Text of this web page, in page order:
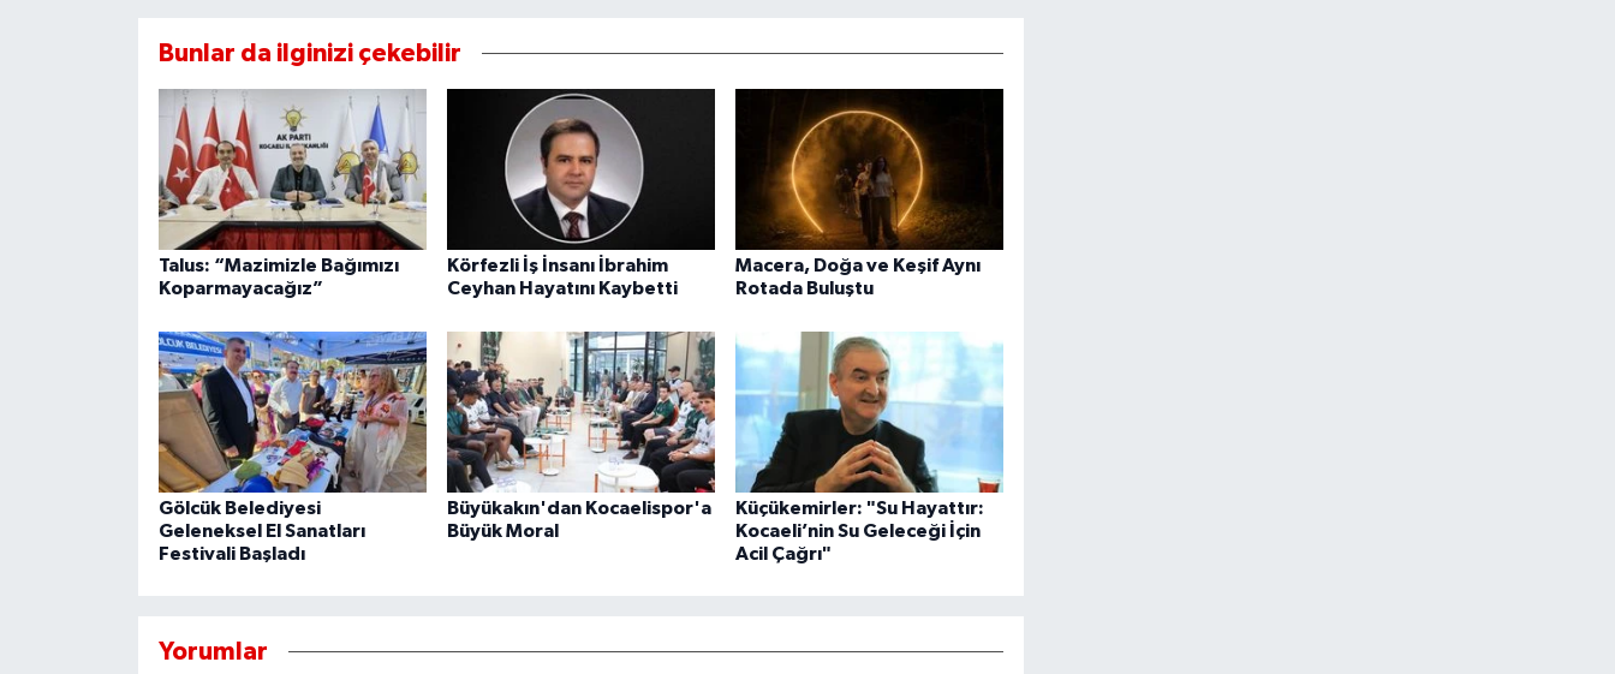
Bunlar da ilginizi çekebilir
Talus: “Mazimizle Bağımızı
Koparmayacağız”
Körfezli İş İnsanı İbrahim
Ceyhan Hayatını Kaybetti
Macera, Doğa ve Keşif Aynı
Rotada Buluştu
Gölcük Belediyesi
Geleneksel El Sanatları
Festivali Başladı
Büyükakın'dan Kocaelispor'a
Büyük Moral
Küçükemirler: "Su Hayattır:
Kocaeli’nin Su Geleceği İçin
Acil Çağrı"
Yorumlar